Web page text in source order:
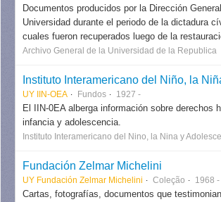
Documentos producidos por la Dirección
Universidad durante el periodo de la dictadura
cuales fueron recuperados luego de la
Archivo General de la Universidad de la Republica
UY IIN-OEA Fundos 1927 -
El IIN-0EA alberga información sobre derechos
infancia y adolescencia.
Instituto Interamericano del Nino, la Nina y
Fundación Zelmar Michelini
UY Fundación Zelmar Michelini Coleção 1968
Cartas, fotografías, documentos que